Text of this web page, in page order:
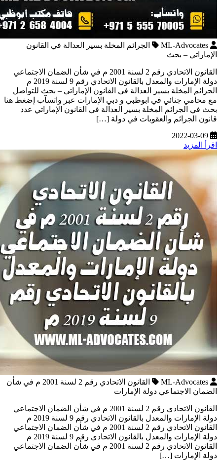
ML-Advocates
الجرائم المخلة بسير العدالة في القانون
الإماراتي – بحث
القانون الاتحادي رقم 2 لسنة 2001 م في شأن الضمان الاجتماعي
دولة الإمارات والمعدل بالقانون الاتحادي رقم 9 لسنة 2019 م
الجرائم المخلة بسير العدالة في القانون الإماراتي – بحث للتواصل
مع محامي جنائي في ابوظبي و دبي الإمارات عبر واتسآب إضغط هنا
بحث في الجرائم المخلة بسير العدالة في القانون الإماراتي عدد
قانون الجرائم والعقوبات في دولة […]
2022-03-09
اقرأ المزيد
ML-Advocates
القانون الاتحادي رقم 2 لسنة 2001 م في شأن
الضمان الاجتماعي دولة الإمارات
القانون الاتحادي رقم 2 لسنة 2001 م في شأن الضمان الاجتماعي
دولة الإمارات والمعدل بالقانون الاتحادي رقم 9 لسنة 2019 م
القانون الاتحادي رقم 2 لسنة 2001 م في شأن الضمان الاجتماعي
دولة الإمارات والمعدل بالقانون الاتحادي رقم 9 لسنة 2019 م
القانون الاتحادي رقم 2 لسنة 2001 م في شأن الضمان الاجتماعي
دولة الإمارات […]